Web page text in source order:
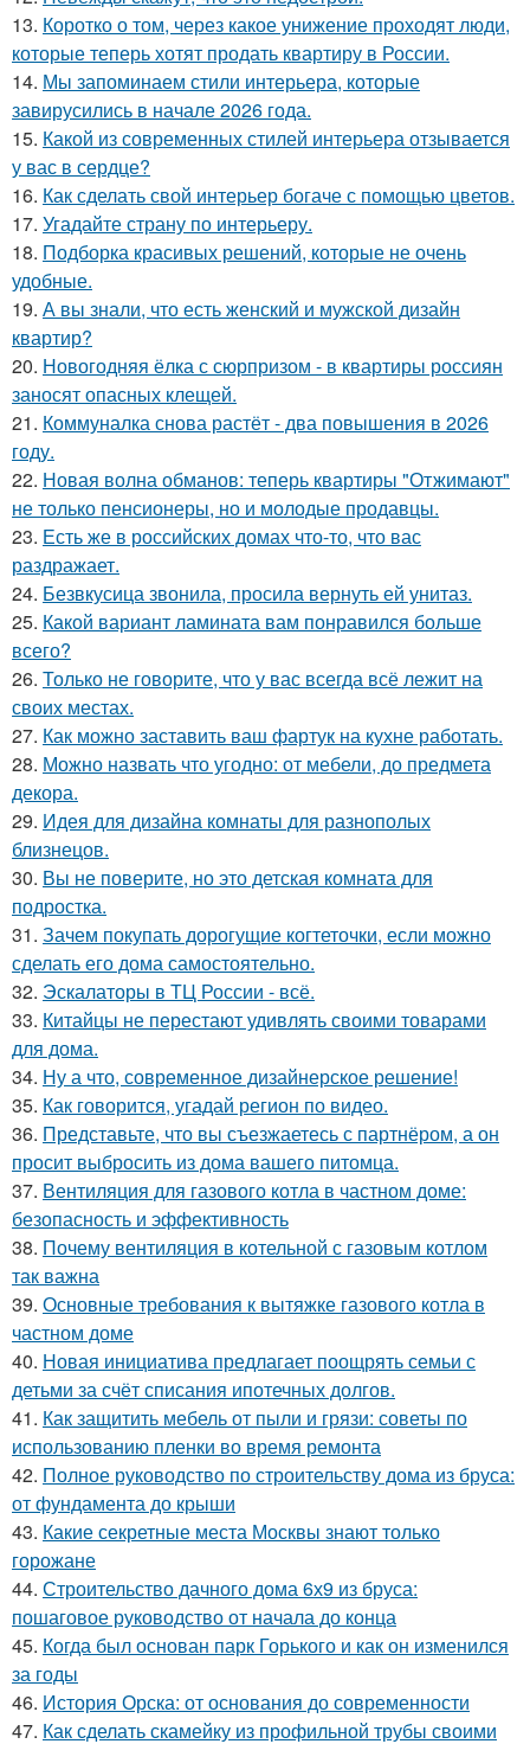
13. Коротко о том, через какое унижение проходят люди,
которые теперь хотят продать квартиру в России.
14. Мы запоминаем стили интерьера, которые
завирусились в начале 2026 года.
15. Какой из современных стилей интерьера отзывается
у вас в сердце?
16. Как сделать свой интерьер богаче с помощью цветов.
17. Угадайте страну по интерьеру.
18. Подборка красивых решений, которые не очень
удобные.
19. А вы знали, что есть женский и мужской дизайн
квартир?
20. Новогодняя ёлка с сюрпризом - в квартиры россиян
заносят опасных клещей.
21. Коммуналка снова растёт - два повышения в 2026
году.
22. Новая волна обманов: теперь квартиры "Отжимают"
не только пенсионеры, но и молодые продавцы.
23. Есть же в российских домах что-то, что вас
раздражает.
24. Безвкусица звонила, просила вернуть ей унитаз.
25. Какой вариант ламината вам понравился больше
всего?
26. Только не говорите, что у вас всегда всё лежит на
своих местах.
27. Как можно заставить ваш фартук на кухне работать.
28. Можно назвать что угодно: от мебели, до предмета
декора.
29. Идея для дизайна комнаты для разнополых
близнецов.
30. Вы не поверите, но это детская комната для
подростка.
31. Зачем покупать дорогущие когтеточки, если можно
сделать его дома самостоятельно.
32. Эскалаторы в ТЦ России - всё.
33. Китайцы не перестают удивлять своими товарами
для дома.
34. Ну а что, современное дизайнерское решение!
35. Как говорится, угадай регион по видео.
36. Представьте, что вы съезжаетесь с партнёром, а он
просит выбросить из дома вашего питомца.
37. Вентиляция для газового котла в частном доме:
безопасность и эффективность
38. Почему вентиляция в котельной с газовым котлом
так важна
39. Основные требования к вытяжке газового котла в
частном доме
40. Новая инициатива предлагает поощрять семьи с
детьми за счёт списания ипотечных долгов.
41. Как защитить мебель от пыли и грязи: советы по
использованию пленки во время ремонта
42. Полное руководство по строительству дома из бруса:
от фундамента до крыши
43. Какие секретные места Москвы знают только
горожане
44. Строительство дачного дома 6х9 из бруса:
пошаговое руководство от начала до конца
45. Когда был основан парк Горького и как он изменился
за годы
46. История Орска: от основания до современности
47. Как сделать скамейку из профильной трубы своими